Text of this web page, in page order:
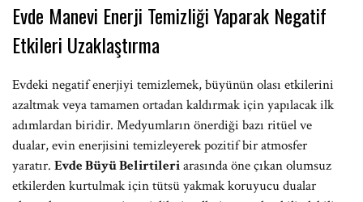
Evde Manevi Enerji Temizliği Yaparak Negatif
Etkileri Uzaklaştırma
Evdeki negatif enerjiyi temizlemek, büyünün olası etkilerini
azaltmak veya tamamen ortadan kaldırmak için yapılacak ilk
adımlardan biridir. Medyumların önerdiği bazı ritüel ve
dualar, evin enerjisini temizleyerek pozitif bir atmosfer
yaratır. Evde Büyü Belirtileriarasında öne çıkan olumsuz
etkilerden kurtulmak için tütsü yakmak koruyucu dualar